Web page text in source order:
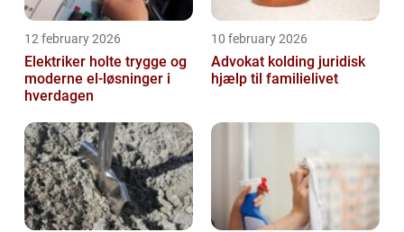
12 february 2026
Elektriker holte trygge og
moderne el-løsninger i
hverdagen
10 february 2026
Advokat kolding juridisk
hjælp til familielivet